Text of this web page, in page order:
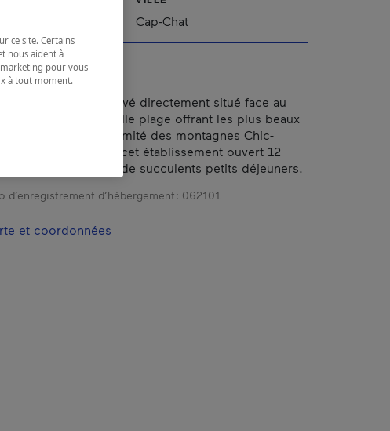
Cap-Chat
récemment rénové directement situé face au
accès à une belle plage offrant les plus beaux
de soleil. À proximité des montagnes Chic-
et du parc national, cet établissement ouvert 12
année vous offre de succulents petits déjeuners.
d’enregistrement d’hébergement : 062101
et coordonnées
ce site. Certains
nous aident à
pour vous
à tout moment.
fenêtre.